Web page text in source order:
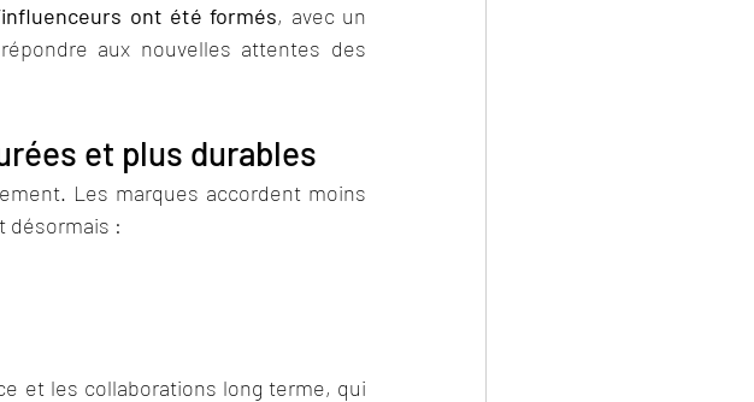
ont été formés, avec un
aux nouvelles attentes des
et plus durables
Les marques accordent moins
désormais :
et les collaborations long terme, qui